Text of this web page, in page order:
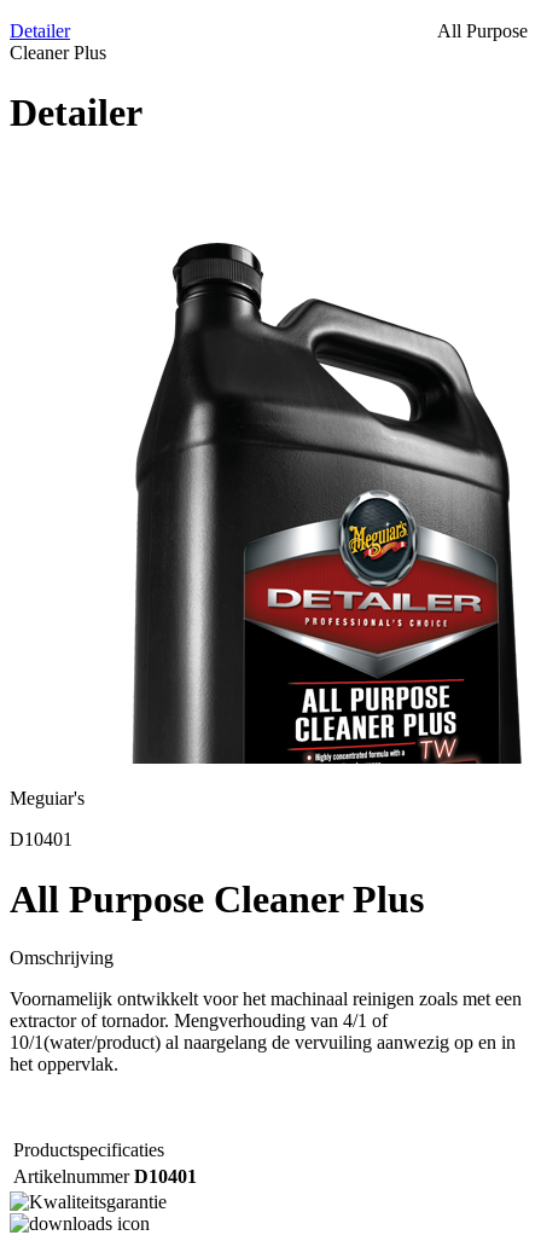
Detailer
All Purpose
Cleaner Plus
Detailer
Meguiar's
D10401
All Purpose Cleaner Plus
Omschrijving
Voornamelijk ontwikkelt voor het machinaal reinigen zoals met een
extractor of tornador. Mengverhouding van 4/1 of
10/1(water/product) al naargelang de vervuiling aanwezig op en in
het oppervlak.
Productspecificaties
Artikelnummer D10401